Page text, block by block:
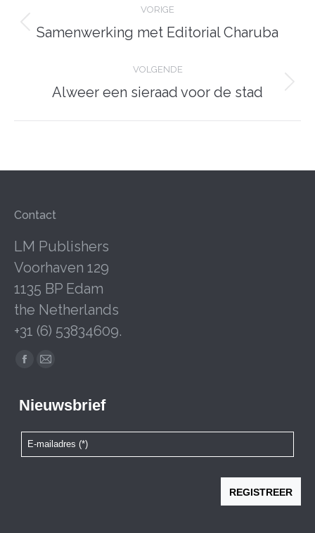
navigation
VORIGE
Previous
Samenwerking met Editorial Charuba
VOLGENDE
Volgende
Alweer een sieraad voor de stad
Contact
LM Publishers
Voorhaven 129
1135 BP Edam
the Netherlands
+31 (6) 53834609.
opens
new
window
opens
new
window